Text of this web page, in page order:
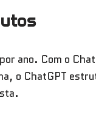
ano. Com o
o ChatGPT